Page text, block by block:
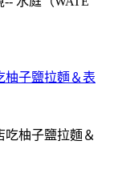
柚子鹽拉麵＆表